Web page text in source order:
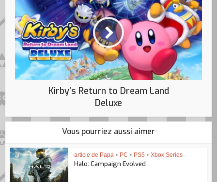
Kirby’s Return to Dream Land
Deluxe
Vous pourriez aussi aimer
article de Papa • PC • PS5 • Xbox Series
Halo: Campaign Evolved